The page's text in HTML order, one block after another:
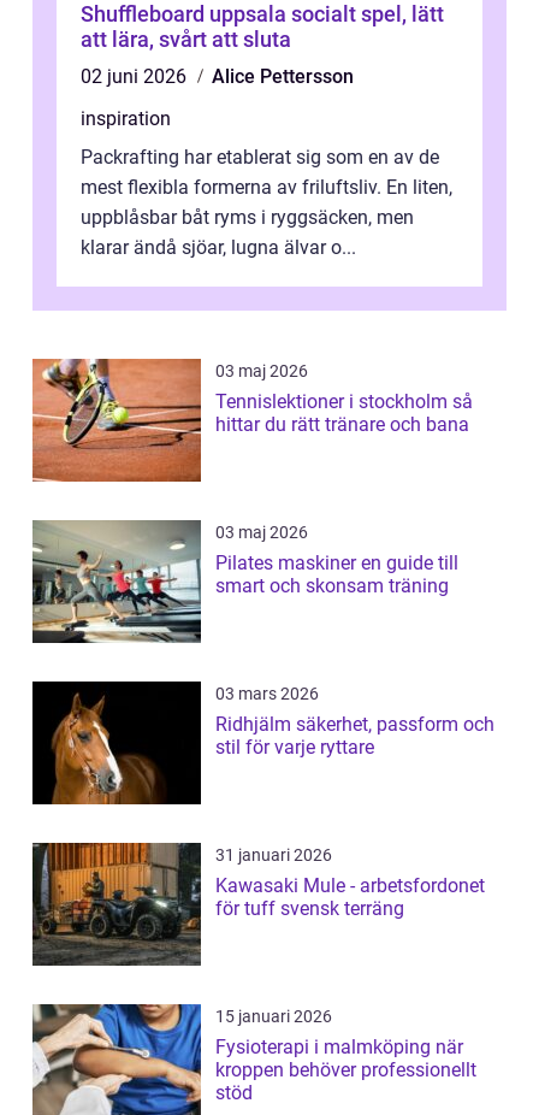
Shuffleboard uppsala socialt spel, lätt
att lära, svårt att sluta
02 juni 2026
Alice Pettersson
inspiration
Packrafting har etablerat sig som en av de
mest flexibla formerna av friluftsliv. En liten,
uppblåsbar båt ryms i ryggsäcken, men
klarar ändå sjöar, lugna älvar o...
03 maj 2026
Tennislektioner i stockholm så
hittar du rätt tränare och bana
03 maj 2026
Pilates maskiner en guide till
smart och skonsam träning
03 mars 2026
Ridhjälm säkerhet, passform och
stil för varje ryttare
31 januari 2026
Kawasaki Mule - arbetsfordonet
för tuff svensk terräng
15 januari 2026
Fysioterapi i malmköping när
kroppen behöver professionellt
stöd